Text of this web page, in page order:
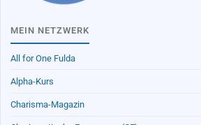
MEIN NETZWERK
All for One Fulda
Alpha-Kurs
Charisma-Magazin